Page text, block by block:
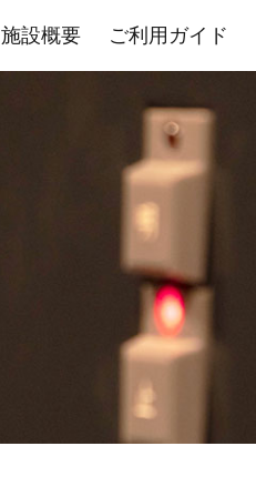
施設概要
控室・その他
ご利用ガイド